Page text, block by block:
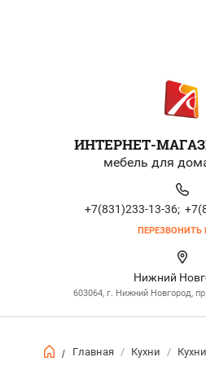
ИНТЕРНЕТ-
мебель для
+7(831)233-13-36;
ПЕРЕЗВОНИТЬ
Нижний
603064, г. Нижний Новгород,
/ Главная / Кухни /